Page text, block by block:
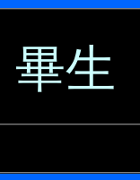
畢生